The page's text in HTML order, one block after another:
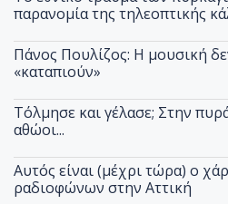
παρανομία της τηλεοπτικής
Πάνος Πουλίζος: Η μουσική
«καταπιούν»
Τόλμησε και γέλασε; Στην
αθώοι...
Αυτός είναι (μέχρι τώρα) ο
ραδιοφώνων στην Αττική